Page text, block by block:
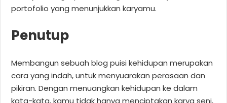
portofolio yang menunjukkan karyamu.
Penutup
Membangun sebuah blog puisi kehidupan merupakan
cara yang indah, untuk menyuarakan perasaan dan
pikiran. Dengan menuangkan kehidupan ke dalam
kata-kata, kamu tidak hanya menciptakan karya seni,